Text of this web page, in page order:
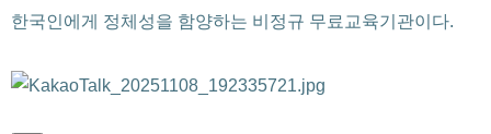
한국인에게 정체성을 함양하는 비정규 무료교육기관이다.